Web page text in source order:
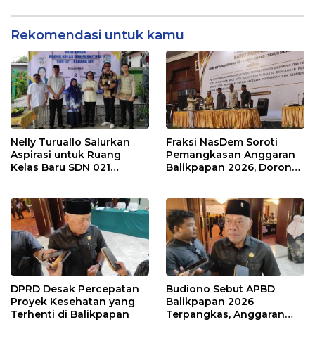
Rekomendasi untuk kamu
Nelly Turuallo Salurkan
Aspirasi untuk Ruang
Kelas Baru SDN 021
Fraksi NasDem Soroti
Pemangkasan Anggaran
Balikpapan 2026, Dorong
DPRD Desak Percepatan
Proyek Kesehatan yang
Terhenti di Balikpapan
Budiono Sebut APBD
Balikpapan 2026
Terpangkas, Anggaran